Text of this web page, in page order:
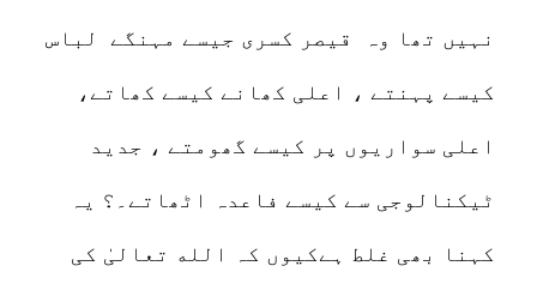
نہیں تھا وہ قیصر کسری جیسے مہنگے لباس
کیسے پہنتے ، اعلی کھانے کیسے کھاتے،
اعلی سواریوں پر کیسے گھومتے ، جدید
ٹیکنالوجی سے کیسے فاعدہ اٹھاتے۔؟ یہ
کہنا بھی غلط ہےکیوں کہ الله تعالیٰ کی